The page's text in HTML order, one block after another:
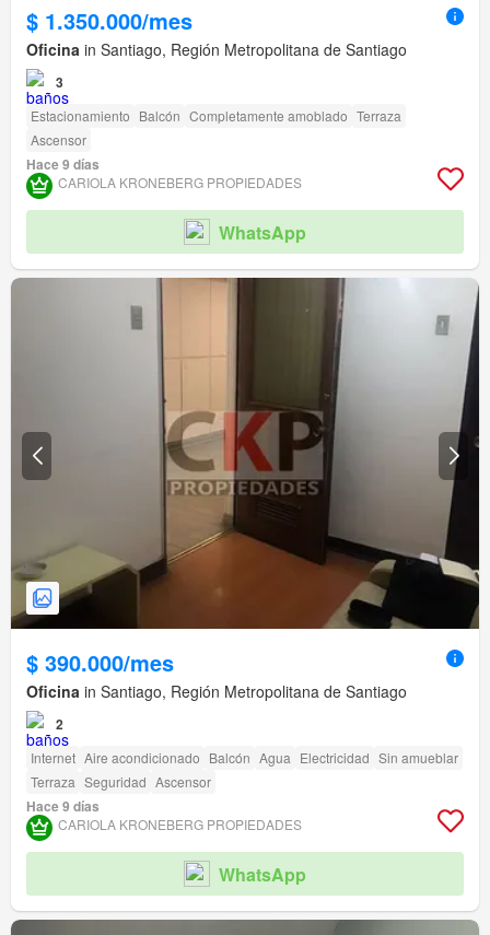
$ 1.350.000/mes
Oficina in Santiago, Región Metropolitana de Santiago
3
Estacionamiento Balcón Completamente amoblado Terraza
Ascensor
Hace 9 días
CARIOLA KRONEBERG PROPIEDADES
WhatsApp
$ 390.000/mes
Oficina in Santiago, Región Metropolitana de Santiago
2
Internet Aire acondicionado Balcón Agua Electricidad Sin amueblar
Terraza Seguridad Ascensor
Hace 9 días
CARIOLA KRONEBERG PROPIEDADES
WhatsApp